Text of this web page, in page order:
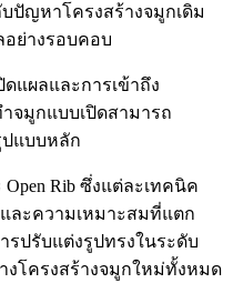
ปัญหาโครงสร้างจมูกเดิม
ย่างรอบคอบ
แผลและการเข้าถึง
จมูกแบบเปิดสามารถ
ปแบบหลัก
Open Rib ซึ่งแต่ละเทคนิค
ละความเหมาะสมที่แตก
รปรับแต่งรูปทรงในระดับ
งโครงสร้างจมูกใหม่ทั้งหมด